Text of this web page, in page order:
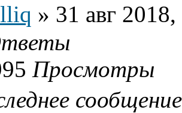
» 31 авг
Просмотры